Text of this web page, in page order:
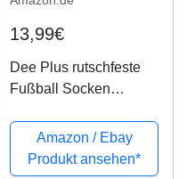
13,99€
Dee Plus rutschfeste
Fußball Socken
Socken Noppen Sohle
Damen & Herren
Socken Anti Rutsch
Amazon / Ebay
Produkt ansehen*